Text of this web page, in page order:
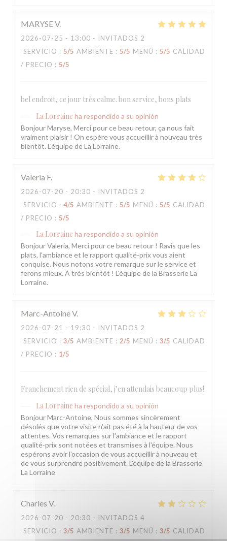
MARYSEV
2026-07-25 - 13:00 - INVITADOS 2
SERVICIO : 5/5 AMBIENTE : 5/5 MENÚ : 5/5 CALIDAD
/ PRECIO : 5/5
bel endroit, ce jour très calme. bon service, bons plats
La Lorraine ha respondido a su opinión
Bonjour Maryse, Merci pour ce beau retour, ça nous fait
vraiment plaisir ! On espère vous accueillir à nouveau très
bientôt. L'équipe de La Lorraine.
Valeria F
2026-07-20 - 20:30 - INVITADOS 2
SERVICIO : 4/5 AMBIENTE : 5/5 MENÚ : 5/5 CALIDAD
/ PRECIO : 5/5
La Lorraine ha respondido a su opinión
Bonjour Valeria, Merci pour ce beau retour ! Ravis que les
plats, l'ambiance et le rapport qualité-prix vous aient
conquise. Nous notons votre remarque sur le service et
ferons mieux. À très bientôt ! L'équipe de la Brasserie La
Lorraine.
Marc-AntoineV
2026-07-21 - 19:30 - INVITADOS 2
SERVICIO : 3/5 AMBIENTE : 2/5 MENÚ : 3/5 CALIDAD
/ PRECIO : 1/5
Franchement rien de spécial, j’en attendais beaucoup plus!
La Lorraine ha respondido a su opinión
Bonjour Marc-Antoine, Nous sommes sincèrement
désolés que votre visite n'ait pas été à la hauteur de vos
attentes. Vos remarques sur l'ambiance et le rapport
qualité-prix sont notées et transmises à l'équipe. Nous
espérons avoir l'occasion de vous accueillir à nouveau et
de vous surprendre positivement. L'équipe de la Brasserie
La Lorraine
Charles V
2026-07-20 - 20:30 - INVITADOS 4
SERVICIO : 3/5 AMBIENTE : 3/5 MENÚ : 3/5 CALIDAD